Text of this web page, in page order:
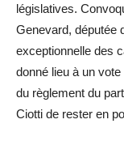
législatives.
Genevard, députée
exceptionnelle des
donné lieu à un
du règlement du
Ciotti de rester en